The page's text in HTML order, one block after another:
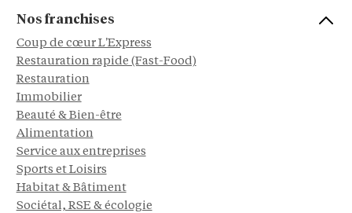
Nos franchises
Coup de cœur L'Express
Restauration rapide (Fast-Food)
Restauration
Immobilier
Beauté & Bien-être
Alimentation
Service aux entreprises
Sports et Loisirs
Habitat & Bâtiment
Sociétal, RSE & écologie